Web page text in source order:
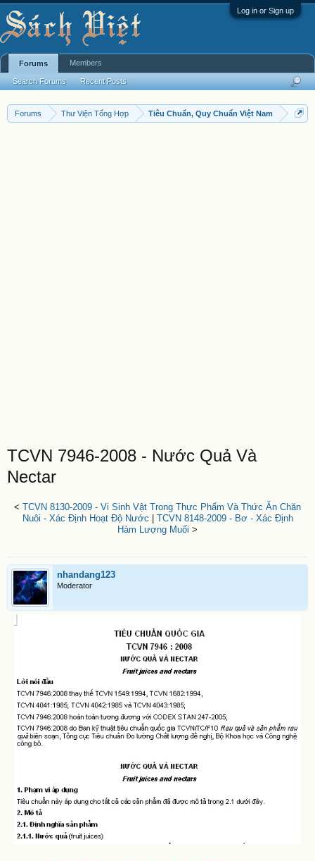
Log in or Sign up
Forums Thư Viện Tổng Hợp Tiêu Chuẩn, Quy Chuẩn Việt Nam
TCVN 7946-2008 - Nước Quả Và
Nectar
< TCVN 8130-2009 - Vi Sinh Vật Trong Thực Phẩm Và Thức Ăn Chăn
Nuôi - Xác Định Hoạt Độ Nước
TCVN 8148-2009 - Bơ - Xác Định
Hàm Lượng Muối >
nhandang123
Moderator
Forums
Search Forums Recent Posts
Members